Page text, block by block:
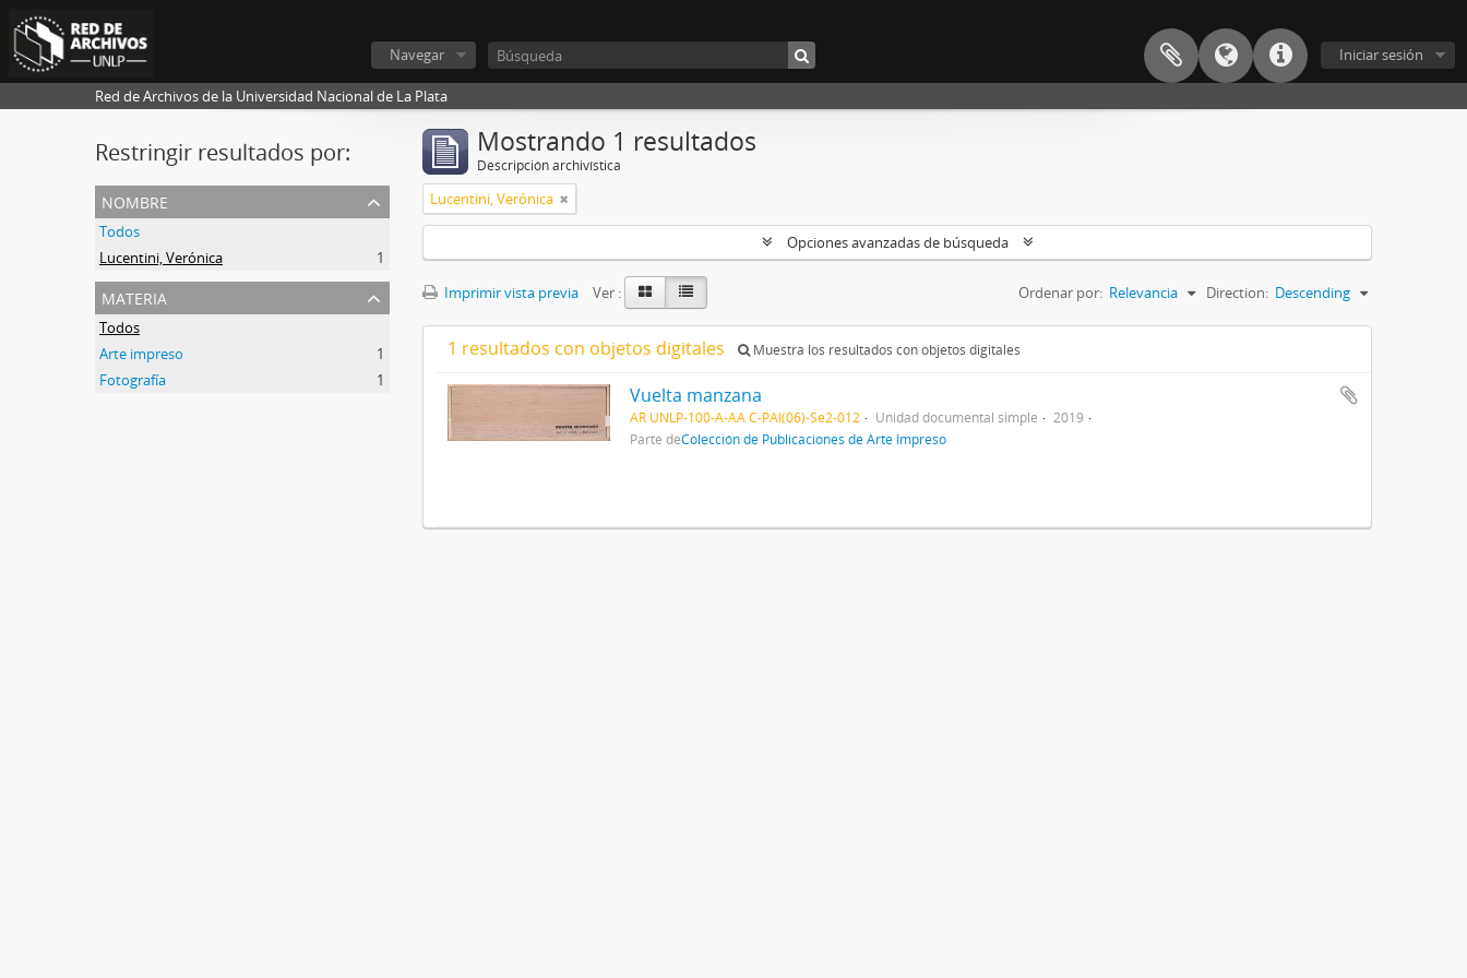
Iniciar sesión
Navegar
Red de Archivos de la Universidad Nacional de La Plata
Restringir resultados por:
nombre
Todos
Lucentini, Verónica
1
materia
Todos
Arte impreso
1
Fotografía
1
Mostrando 1 resultados
Descripción archivística
Lucentini, Verónica
Opciones avanzadas de búsqueda
Imprimir vista previa Ver : Ordenar por: Relevancia Direction: Descending
1 resultados con objetos digitales Muestra los resultados con objetos digitales
Vuelta manzana
AR UNLP-100-A-AA C-PAI(06)-Se2-012 Unidad documental simple
2019
Parte deColección de Publicaciones de Arte Impreso